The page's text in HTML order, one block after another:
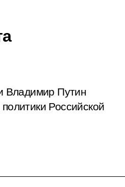
Владимир Путин
Российской